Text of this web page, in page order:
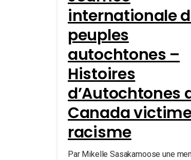
internationale
peuples
autochtones –
Histoires
d’Autochtones
Canada
racisme
Par Mikelle Sasakamoose une